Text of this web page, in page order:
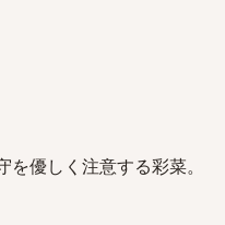
優しく注意する彩菜。